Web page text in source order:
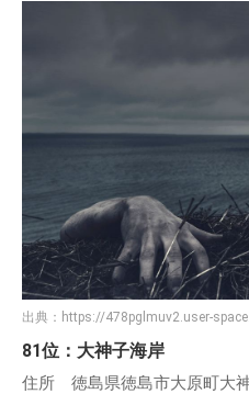
出典： https://478pglmuv2.user-
81位：大神子海岸
住所 徳島県徳島市大原町大